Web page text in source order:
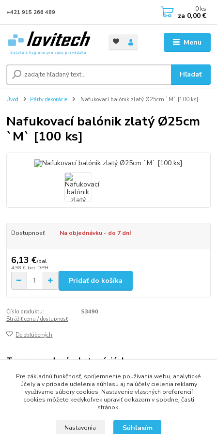
Menu
Hľadať
+421 915 266 489 0 ks
za 0,00 €
Úvod Párty dekorácie Nafukovací balónik zlatý Ø25cm `M` [100 ks]
Nafukovací balónik zlatý Ø25cm
`M` [100 ks]
Dostupnosť Na objednávku - do 7 dní
6,13 €/bal
4,98 € bez DPH
Pridať do košíka
Číslo produktu:
53490
Strážiť cenu / dostupnosť
Do obľúbených
Tovar zaradený v kategóriách
Párty dekorácie
2013 - 2025 LOVITECH, s.r.o. - Už 12 rokov s Vami...
Pre základnú funkčnosť, spríjemnenie používania webu, analytické
účely a v prípade udelenia súhlasu aj na účely cielenia reklamy
využívame súbory cookies. Nastavenie vlastných preferencií
cookies môžete kedykoľvek upraviť odkazom v spodnej časti
stránok.
Nastavenia Súhlasím